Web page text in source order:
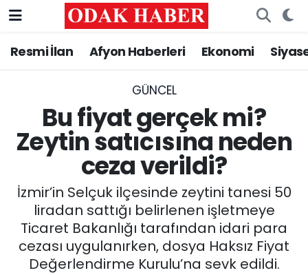
Resmi İlan Afyon Haberleri Ekonomi
GÜNCEL
Bu fiyat gerçek mi?
Zeytin satıcısına neden
ceza verildi?
İzmir’in Selçuk ilçesinde zeytini tanesi 50
liradan sattığı belirlenen işletmeye
Ticaret Bakanlığı tarafından idari para
cezası uygulanırken, dosya Haksız Fiyat
Değerlendirme Kurulu’na sevk edildi.
AFYONKARAHİSAR HABERLERİ
ASAYİŞ
GÜNCEL
SİYASET
EĞİTİM
MAGAZİN
Nöbetçi Eczaneler
Trafik Durumu
Süper Lig Puan Durumu ve Fikstür
Tüm Manşetler
Son Dakika Haberleri
Haber Arşivi